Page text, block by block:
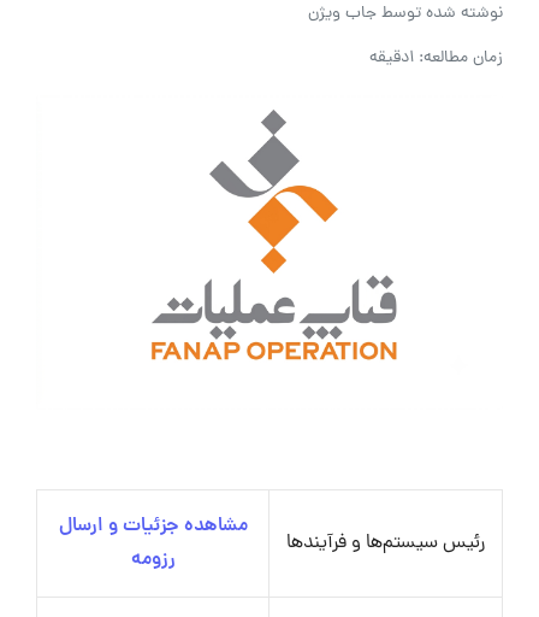
نوشته شده توسطجاب ویژن
زمان مطالعه: 1دقیقه
رئیس سیستم‌ها و فرآیندها
مشاهده جزئیات و ارسال
رزومه